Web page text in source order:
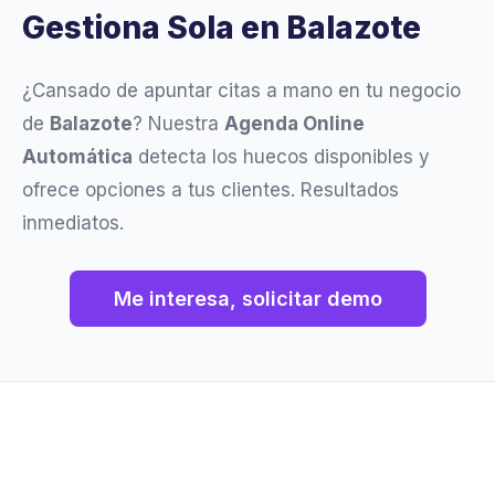
Gestiona Sola en Balazote
¿Cansado de apuntar citas a mano en tu negocio
de Balazote? Nuestra Agenda Online
Automática detecta los huecos disponibles y
ofrece opciones a tus clientes. Resultados
inmediatos.
Me interesa, solicitar demo